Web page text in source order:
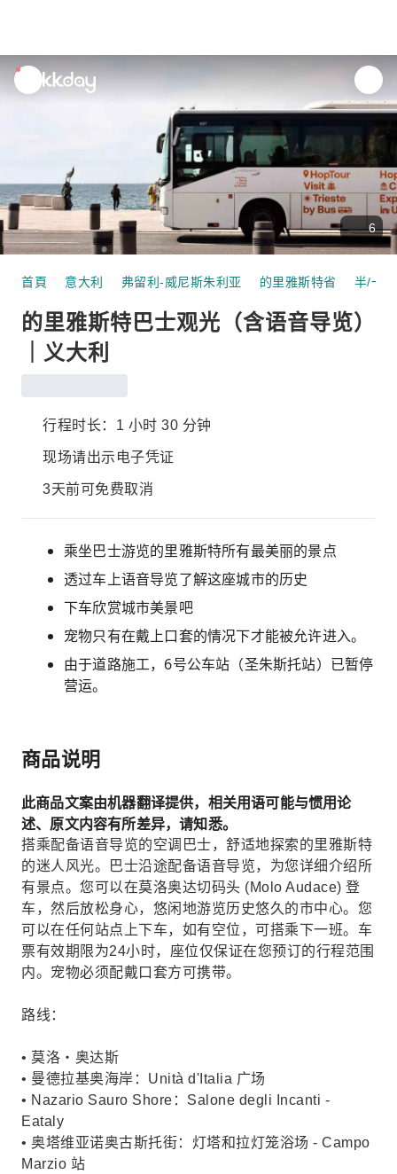
unread
notifications
6
首頁 意大利 弗留利-威尼斯朱利亚 的里雅斯特省 半/一
的里雅斯特巴士观光（含语音导览）
｜义大利
行程时长：1 小时 30 分钟
现场请出示电子凭证
3天前可免费取消
乘坐巴士游览的里雅斯特所有最美丽的景点
透过车上语音导览了解这座城市的历史
下车欣赏城市美景吧
宠物只有在戴上口套的情况下才能被允许进入。
由于道路施工，6号公车站（圣朱斯托站）已暂停
营运。
商品说明
此商品文案由机器翻译提供，相关用语可能与惯用论
述、原文内容有所差异，请知悉。
搭乘配备语音导览的空调巴士，舒适地探索的里雅斯特
的迷人风光。巴士沿途配备语音导览，为您详细介绍所
有景点。您可以在莫洛奥达切码头 (Molo Audace) 登
车，然后放松身心，悠闲地游览历史悠久的市中心。您
可以在任何站点上下车，如有空位，可搭乘下一班。车
票有效期限为24小时，座位仅保证在您预订的行程范围
内。宠物必须配戴口套方可携带。
路线：
• 莫洛‧奥达斯
• 曼德拉基奥海岸：Unità d'Italia 广场
• Nazario Sauro Shore：Salone degli Incanti -
Eataly
• 奥塔维亚诺奥古斯托街：灯塔和拉灯笼浴场 - Campo
Marzio 站